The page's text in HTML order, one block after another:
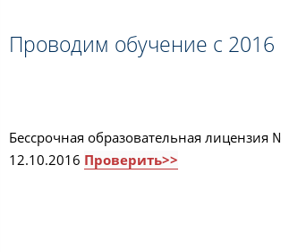
Проводим обучение с 2016
Бессрочная образовательная лицензия
12.10.2016 Проверить>>